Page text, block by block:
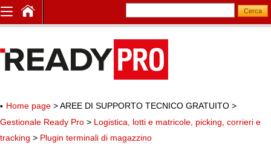
Home page > AREE DI SUPPORTO TECNICO GRATUITO >
Gestionale Ready Pro > Logistica, lotti e matricole, picking, corrieri e
tracking > Plugin terminali di magazzino